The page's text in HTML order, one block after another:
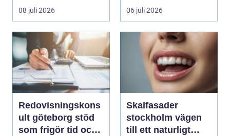
profil i a...
08 juli 2026
För många biläg...
06 juli 2026
Redovisningskons
ult göteborg stöd
som frigör tid och
Skalfasader
stockholm vägen
till ett naturligt